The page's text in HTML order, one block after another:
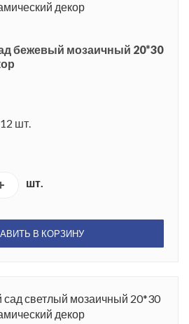
бежевый мозаичный 20*30
шт.
шт.
В КОРЗИНУ